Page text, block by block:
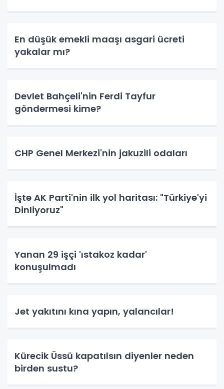
En düşük emekli maaşı asgari ücreti
yakalar mı?
Devlet Bahçeli'nin Ferdi Tayfur
göndermesi kime?
CHP Genel Merkezi'nin jakuzili odaları
İşte AK Parti'nin ilk yol haritası: "Türkiye'yi
Dinliyoruz"
Yanan 29 işçi 'ıstakoz kadar'
konuşulmadı
Jet yakıtını kına yapın, yalancılar!
Kürecik Üssü kapatılsın diyenler neden
birden sustu?